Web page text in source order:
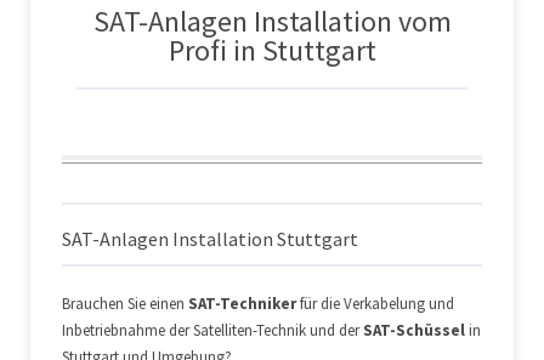
SAT-Anlagen Installation vom
Profi in Stuttgart
SAT-Anlagen Installation Stuttgart
Brauchen Sie einen SAT-Technikerfür die Verkabelung und
Inbetriebnahme der Satelliten-Technik und derSAT-Schüsselin